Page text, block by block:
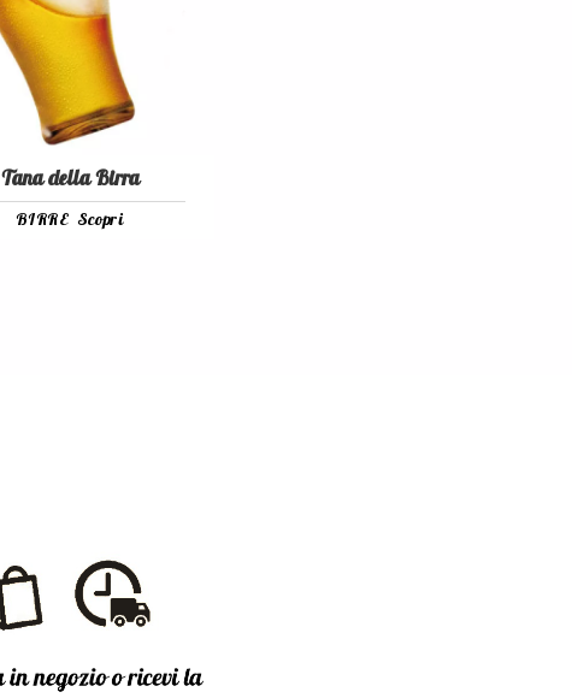
Tana della Birra
BIRRE Scopri